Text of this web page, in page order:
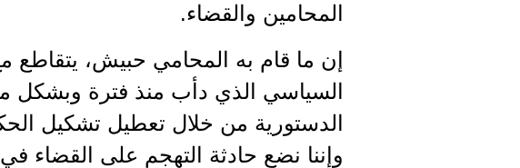
المحامين والقضاء.
إن ما قام به المحامي حبيش، يتقاطع
السياسي الذي دأب منذ فترة وبشكل
الدستورية من خلال تعطيل تشكيل
وإننا نضع حادثة التهجم على القضاء